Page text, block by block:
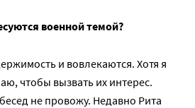
военной темой?
и вовлекаются. Хотя я
чтобы вызвать их интерес.
не провожу. Недавно Рита